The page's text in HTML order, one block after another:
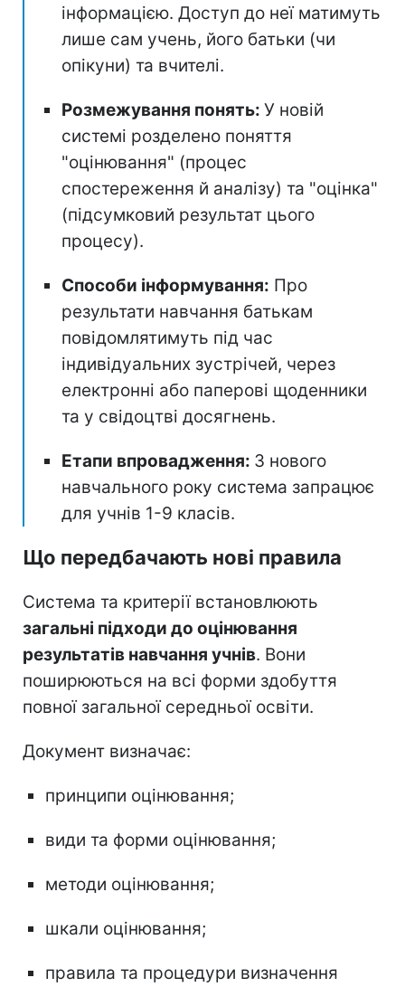
інформацією. Доступ до неї матимуть
лише сам учень, його батьки (чи
опікуни) та вчителі.
Розмежування понять: У новій
системі розделено поняття
"оцінювання" (процес
спостереження й аналізу) та "оцінка"
(підсумковий результат цього
процесу).
Способи інформування: Про
результати навчання батькам
повідомлятимуть під час
індивідуальних зустрічей, через
електронні або паперові щоденники
та у свідоцтві досягнень.
Етапи впровадження: З нового
навчального року система запрацює
для учнів 1-9 класів.
Що передбачають нові правила
Система та критерії встановлюють
загальні підходи до оцінювання
результатів навчання учнів. Вони
поширюються на всі форми здобуття
повної загальної середньої освіти.
Документ визначає:
принципи оцінювання;
види та форми оцінювання;
методи оцінювання;
шкали оцінювання;
правила та процедури визначення